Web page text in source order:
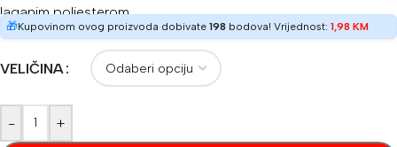
laganim poliesterom.
🎁Kupovinom ovog proizvoda dobivate 198 bodova! Vrijednost: 1,98 KM
VELIČINA
- +